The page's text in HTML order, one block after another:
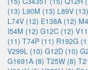
(13) L90M (13) L89V (13)
L74V (12) E138A (12)
I54M (12) G12C (12)
(11) T74P (11) R192G
V299L (10) G12D (10)
G1691A (8) T25W (8)